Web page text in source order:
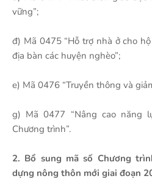
vững”;
đ) Mã 0475 “Hỗ trợ nhà ở cho
địa bàn các huyện nghèo”;
e) Mã 0476 “Truyền thông và
g) Mã 0477 “Nâng cao năng
Chương trình”.
2. Bổ sung mã số Chương
dựng nông thôn mới giai đoạn